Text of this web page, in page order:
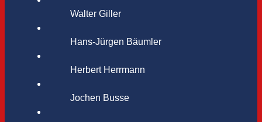
Walter Giller
Hans-Jürgen Bäumler
Herbert Herrmann
Jochen Busse